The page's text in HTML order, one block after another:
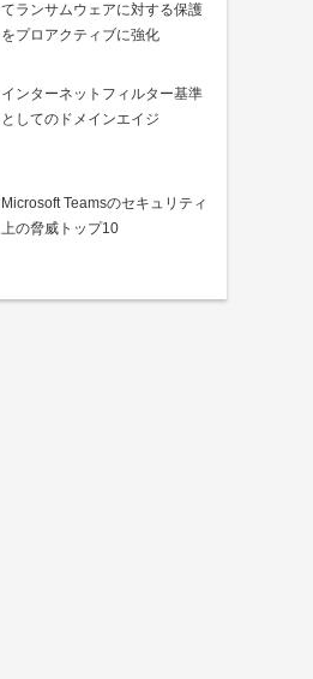
てランサムウェアに対する保護
をプロアクティブに強化
インターネットフィルター基準
としてのドメインエイジ
Microsoft Teamsのセキュリティ
上の脅威トップ10